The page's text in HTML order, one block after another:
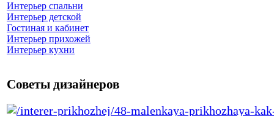
Интерьер спальни
Интерьер детской
Гостиная и кабинет
Интерьер прихожей
Интерьер кухни
Советы дизайнеров